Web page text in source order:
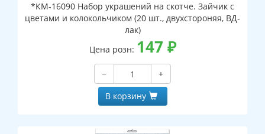
*КМ-16090 Набор украшений на скотче. Зайчик с
цветами и колокольчиком (20 шт., двухстороняя, ВД-
лак)
Цена розн: 147 ₽
−
+
В корзину